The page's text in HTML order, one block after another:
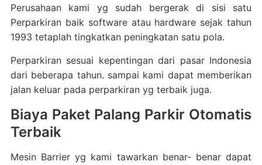
Perusahaan kami yg sudah bergerak di sisi satu
Perparkiran baik software atau hardware sejak tahun
1993 tetaplah tingkatkan peningkatan satu pola.
Perparkiran sesuai kepentingan dari pasar Indonesia
dari beberapa tahun. sampai kami dapat memberikan
jalan keluar pada perparkiran yg terbaik juga.
Biaya Paket Palang Parkir Otomatis
Terbaik
Mesin Barrier yg kami tawarkan benar- benar dapat